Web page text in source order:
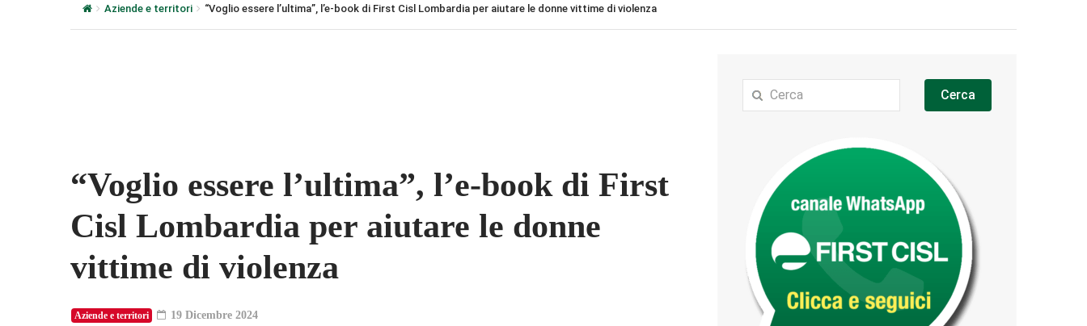
Aziende e territori “Voglio essere l’ultima”, l’e-book di First Cisl Lombardia per aiutare le donne vittime di violenza
“Voglio essere l’ultima”, l’e-book di First
Cisl Lombardia per aiutare le donne
vittime di violenza
Aziende e territori 19 Dicembre 2024
Cerca